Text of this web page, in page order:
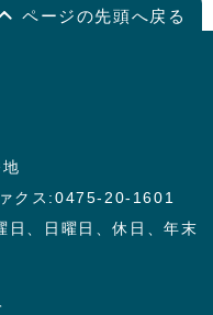
ページの先頭へ戻る
クス:0475-20-1601
日、日曜日、休日、年末